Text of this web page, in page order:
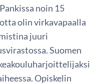
noin 15
olin virkavapaalla
juuri
Suomen
Opiskelin